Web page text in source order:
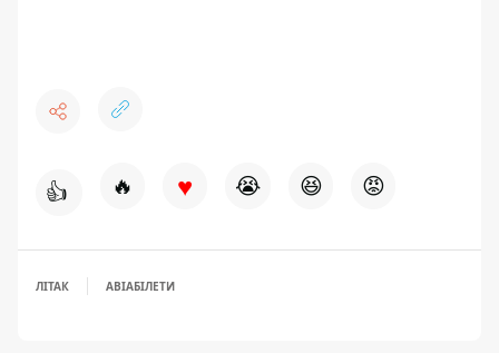
👍 🔥 ♥ 😭 😆 😡
ЛІТАК АВІАБІЛЕТИ